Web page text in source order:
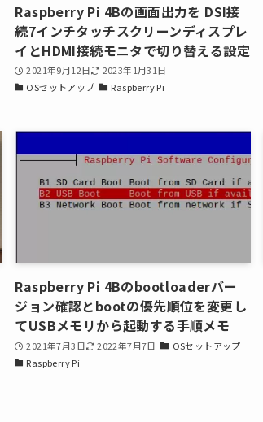
Raspberry Pi 4Bの画面出力を DSI接
続7インチタッチスクリーンディスプレ
イとHDMI接続モニタで切り替える設定
2021年9月12日
2023年1月31日
OSセットアップ
Raspberry Pi
Raspberry Pi 4Bのbootloaderバー
ジョン確認とbootの優先順位を変更し
てUSBメモリから起動する手順メモ
2021年7月3日 2022年7月7日
OSセットアップ
Raspberry Pi